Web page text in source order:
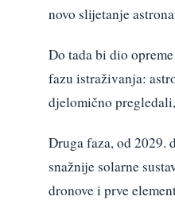
novo slijetanje
Do tada bi dio
fazu istraživanja:
djelomično
Druga faza, od 2029.
snažnije solarne
dronove i prve